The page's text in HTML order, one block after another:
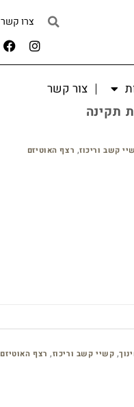
צרו קשר
צור קשר
תקינה
קשב וריכוז, רצף האוטיזם
, קשיי קשב וריכוז, רצף האוטיזם